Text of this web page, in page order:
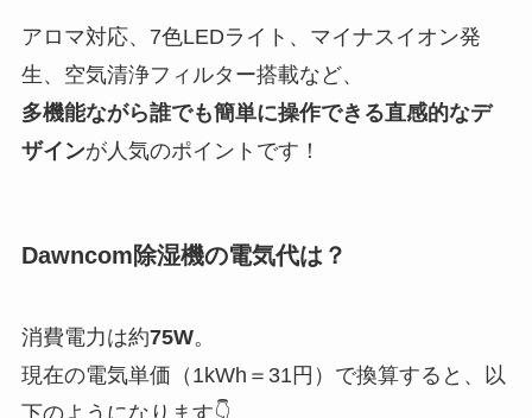
アロマ対応、7色LEDライト、マイナスイオン発
生、空気清浄フィルター搭載など、
多機能ながら誰でも簡単に操作できる直感的なデ
ザインが人気のポイントです！
Dawncom除湿機の電気代は？
消費電力は約75W。
現在の電気単価（1kWh＝31円）で換算すると、以